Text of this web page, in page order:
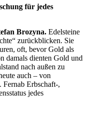
für jedes
Brozyna. Edelsteine
zurückblicken. Sie
oft, bevor Gold als
damals dienten Gold und
nach außen zu
auch – von
Fernab Erbschaft-,
jedes